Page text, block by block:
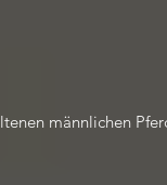
männlichen